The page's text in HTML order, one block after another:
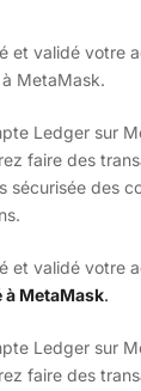
et validé votre
MetaMask.
Ledger sur
faire des
sécurisée des
et validé votre
à MetaMask.
Ledger sur
faire des